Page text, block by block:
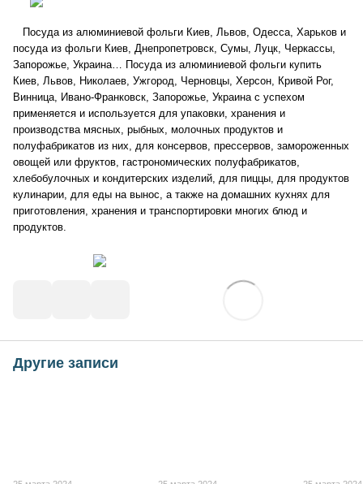
Посуда из алюминиевой фольги Киев, Львов, Одесса, Харьков и
посуда из фольги Киев, Днепропетровск, Сумы, Луцк, Черкассы,
Запорожье, Украина… Посуда из алюминиевой фольги купить
Киев, Львов, Николаев, Ужгород, Черновцы, Херсон, Кривой Рог,
Винница, Ивано-Франковск, Запорожье, Украина с успехом
применяется и используется для упаковки, хранения и
производства мясных, рыбных, молочных продуктов и
полуфабрикатов из них, для консервов, прессервов, замороженных
овощей или фруктов, гастрономических полуфабрикатов,
хлебобулочных и кондитерских изделий, для пиццы, для продуктов
кулинарии, для еды на вынос, а также на домашних кухнях для
приготовления, хранения и транспортировки многих блюд и
продуктов.
Другие записи